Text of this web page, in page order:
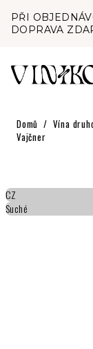
obsah
PŘI
DOPRAVA
Domů / Vína
Vajčner
CZ
Suché